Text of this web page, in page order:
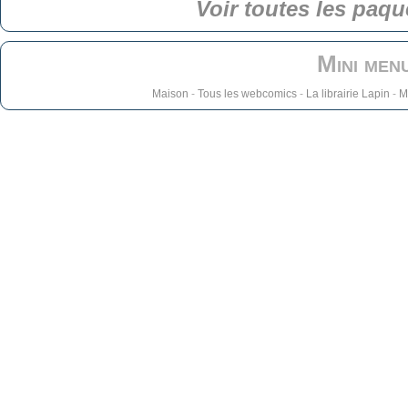
Voir toutes les
Mini
Maison - Tous les webcomics- La librairie Lapin -